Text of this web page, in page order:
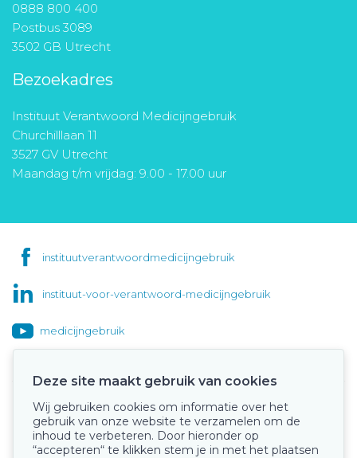
0888 800 400
Postbus 3089
3502 GB Utrecht
Bezoekadres
Instituut Verantwoord Medicijngebruik
Churchilllaan 11
3527 GV Utrecht
Maandag t/m vrijdag: 9.00 - 17.00 uur
instituutverantwoordmedicijngebruik
instituut-voor-verantwoord-medicijngebruik
medicijngebruik
Onze keurmerken
Deze site maakt gebruik van cookies
Wij gebruiken cookies om informatie over het
gebruik van onze website te verzamelen om de
inhoud te verbeteren. Door hieronder op
“accepteren“ te klikken stem je in met het plaatsen